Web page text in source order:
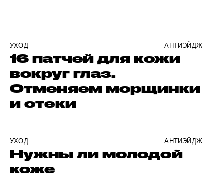
УХОД АНТИЭЙДЖ
16 патчей для кожи
вокруг глаз.
Отменяем морщинки
и отеки
УХОД АНТИЭЙДЖ
Нужны ли молодой
коже